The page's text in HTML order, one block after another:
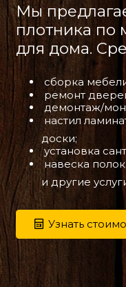
Мы
плотника по
для дома.
сборка
ремонт
демонтаж/
настил
доски;
установка
навеска
и другие
Узнать